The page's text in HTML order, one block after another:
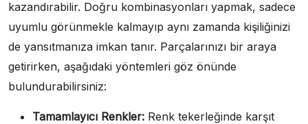
kazandırabilir. Doğru kombinasyonları yapmak, sadece
uyumlu görünmekle kalmayıp aynı zamanda kişiliğinizi
de yansıtmanıza imkan tanır. Parçalarınızı bir araya
getirirken, aşağıdaki yöntemleri göz önünde
bulundurabilirsiniz:
Tamamlayıcı Renkler: Renk tekerleğinde karşıt